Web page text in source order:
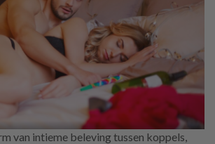
van intieme beleving tussen koppels,